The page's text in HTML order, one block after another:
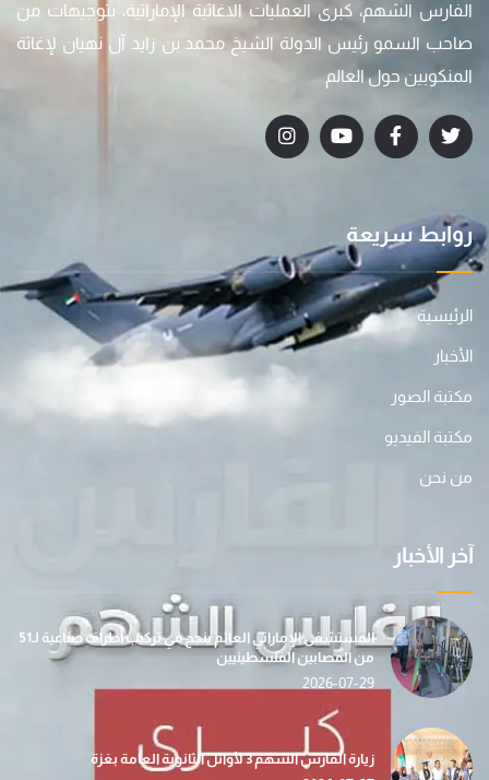
الفارس الشهم، كبرى العمليات الاغاثية الإماراتية، بتوجيهات من
صاحب السمو رئيس الدولة الشيخ محمد بن زايد آل نهيان لإغاثة
المنكوبين حول العالم
روابط سريعة
الرئيسية
الأخبار
مكتبة الصور
مكتبة الفيديو
من نحن
آخر الأخبار
المستشفى الإماراتي العائم ينجح في تركيب أطراف صناعية لـ51
من المصابين الفلسطينيين
2026-07-29
زيارة الفارس الشهم 3 لأوائل الثانوية العامة بغزة